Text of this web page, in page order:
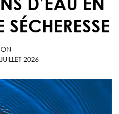
SÉCHERESSE
2026